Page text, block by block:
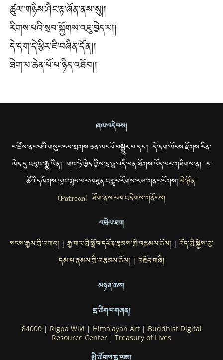
ཚུལ་གཉིས་ཤིང་རྟ་ཞོན་ནས་སུ། །
རིགས་པའི་སྲབ་སྐྱོགས་འཇུ་བྱེད་པ། །
དེ་དག་དེ་ཕྱིར་ཇི་བཞིན་དོན། །
ཐེག་པ་ཆེན་པོ་པ་ཉིད་འཐོབ། །
ཞལ་འདེབས།
ང་ཚོས་ནང་པའི་གསུང་རབ་གྲགས་ཅན་མང་པོ་བསྒྱུར་བ་དང་། དེ་དག་ཡོངས་རྫོགས་རིན་
མེད་དུ་འབུལ་རྒྱུ་ཡིན། གལ་ཏེ་ཁྱེད་ཀྱིས་དྲ་རྒྱ་འདི་ཕན་ཐོགས་ཡོད་པར་གཟིགས་ན། ང་
ཚོའི་དམིགས་ཡུལ་གྲུབ་པར་མཐུན་འགྱུར་རོགས་རམ་གནང་རོགས།པེ་ཊོན་
(Patreon) ཐོག་ནས་རམ་འདེགས་གནོངས།
འབྲེལ་ཐག
སངས་རྒྱས་ཀྱི་བཀའ། | རྒྱ་གར་གྱི་སློབ་དཔོན་རྣམས་ཀྱི་བརྩམས་ཆོས། | བོད་གྱི་སྐྱེས་བུ་
དམ་པ་རྣམས་ཀྱི་བརྩམས་ཆོས། | བརྗོད་གཞི།
མཉན་ཆས།
དྲ་ཚིགས་གཞན།
84000| Rigpa Wiki | Himalayan Art| Buddhist Digital
Resource Center | Treasury of Lives